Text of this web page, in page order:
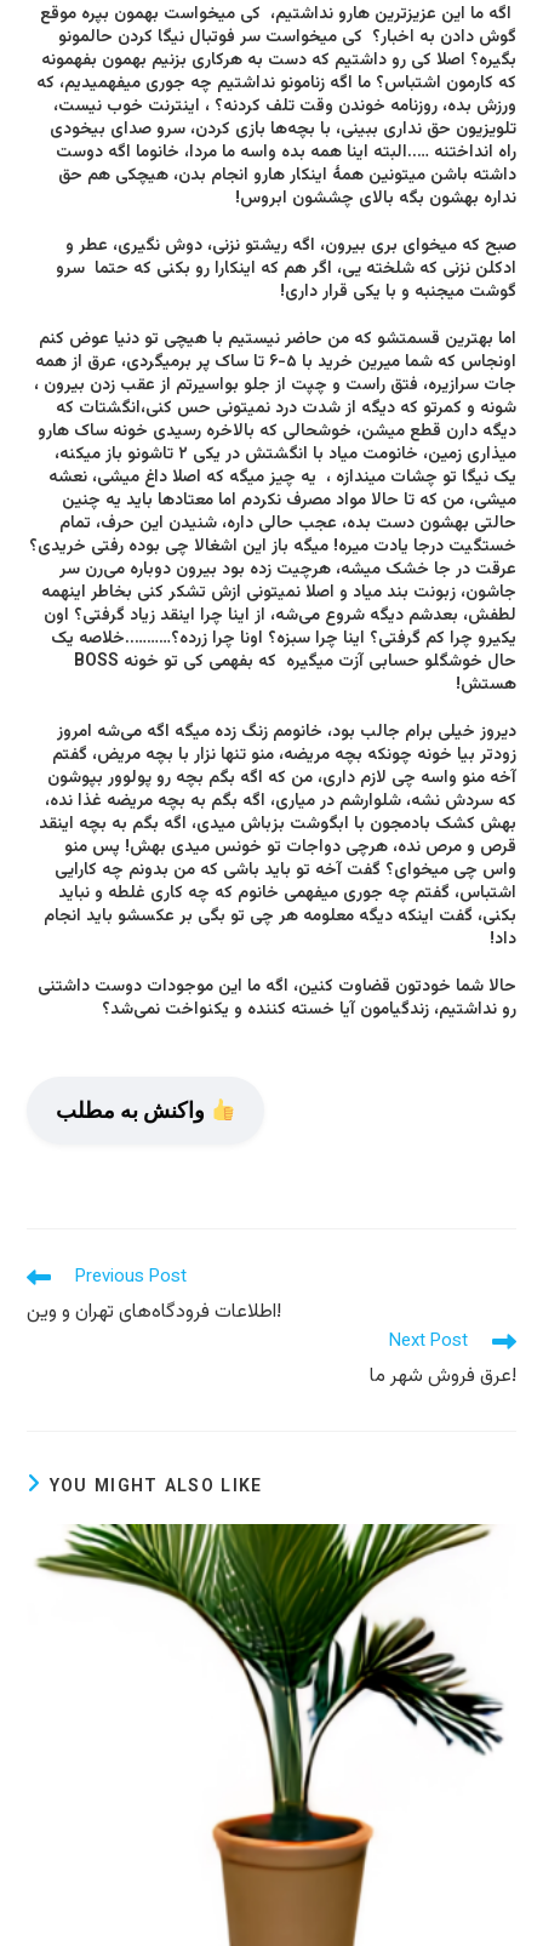
اگه ما این عزیزترین هارو نداشتیم، کی‌ میخواست بهمون بپره موقع
گوش دادن به اخبار؟ کی‌ میخواست سر فوتبال نیگا کردن حالمونو
بگیره؟ اصلا کی رو داشتیم که دست به هرکاری بزنیم بهمون بفهمونه
که کارمون اشتباس؟ ما اگه زنامونو نداشتیم چه جوری میفهمیدیم، که
ورزش بده، روزنامه خوندن وقت تلف کردنه؟ ، اینترنت خوب نیست،
تلویزیون حق نداری ببینی‌، با بچه‌ها بازی کردن، سرو صدای بیخودی
راه انداختنه …..البته اینا همه بده واسه ما مردا، خانوما اگه دوست
داشته باشن میتونین همهٔ اینکار هارو انجام بدن، هیچکی هم حق
نداره بهشون بگه بالای چششون ابروس!
صبح که میخوای بری بیرون، اگه ریشتو نزنی‌، دوش نگیری، عطر و
ادکلن نزنی‌ که شلخته یی، اگر هم که اینکارا رو بکنی‌ که حتما سرو
گوشت میجنبه و با یکی‌ قرار داری!
اما بهترین قسمتشو که من حاضر نیستیم با هیچی‌ تو دنیا عوض کنم
اونجاس که شما میرین خرید با ۵-۶ تا ساک پر برمیگردی، عرق از همه
جات سرازیره، فتق راست و چپت از جلو بواسیرتم از عقب زدن بیرون ،
شونه و کمرتو که دیگه از شدت درد نمیتونی حس کنی‌،انگشتات که
دیگه دارن قطع میشن، خوشحالی که بالاخره رسیدی خونه ساک هارو
میذاری زمین، خانومت میاد با انگشتش در یکی‌ ۲ تاشونو باز میکنه،
یک نیگا تو چشات میندازه ، یه چیز میگه که اصلا داغ میشی‌، نعشه
میشی‌، من که تا حالا مواد مصرف نکردم اما معتاد‌ها باید یه چنین
حالتی‌ بهشون دست بده، عجب حالی‌ داره، شنیدن این حرف، تمام
خستگیت درجا یادت میره! میگه باز این اشغالا چی‌ بوده رفتی‌ خریدی؟
عرقت در جا خشک میشه، هرچیت زده بود بیرون دوباره می‌رن سر
جاشون، زبونت بند میاد و اصلا نمیتونی ازش تشکر کنی‌ بخاطر اینهمه
لطفش، بعدشم دیگه شروع می‌شه، از اینا چرا اینقد زیاد گرفتی‌؟ اون
یکیرو چرا کم گرفتی‌؟ اینا چرا سبزه؟ اونا چرا زرده؟………..خلاصه یک
حال خوشگلو حسابی‌ آزت میگیره که بفهمی کی‌ تو خونه BOSS
هستش!
دیروز خیلی‌ برام جالب بود، خانومم زنگ زده میگه اگه می‌شه امروز
زودتر بیا خونه چونکه بچه مریضه، منو تنها نزار با بچه مریض، گفتم
آخه منو واسه چی‌ لازم داری، من که اگه بگم بچه رو پولو‌ور بپوشون
که سردش نشه، شلوارشم در میاری، اگه بگم به بچه مریضه غذا نده،
بهش کشک بادمجون با ابگوشت بزباش میدی، اگه بگم به بچه اینقد
قرص و مرص نده، هرچی‌ دواجات تو خونس میدی بهش! پس منو
واس چی‌ میخوای؟ گفت آخه تو باید باشی‌ که من بدونم چه کارایی
اشتباس، گفتم چه جوری میفهمی خانوم که چه کاری غلطه و نباید
بکنی‌، گفت اینکه دیگه معلومه هر چی‌ تو بگی بر عکسشو باید انجام
داد!
حالا شما خودتون قضاوت کنین، اگه ما این موجودات دوست داشتنی
رو نداشتیم، زندگیامون آیا خسته کننده و یکنواخت نمی‌شد؟
واکنش به مطلب
Read
articles
Previous Post
اطلاعات فرودگاه‌های تهران و وین!
Next Post
عرق فروش شهر ما!
YOU MIGHT ALSO LIKE